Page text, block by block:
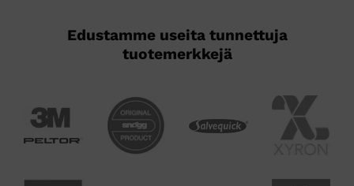
Edustamme useita tunnettuja
tuotemerkkejä